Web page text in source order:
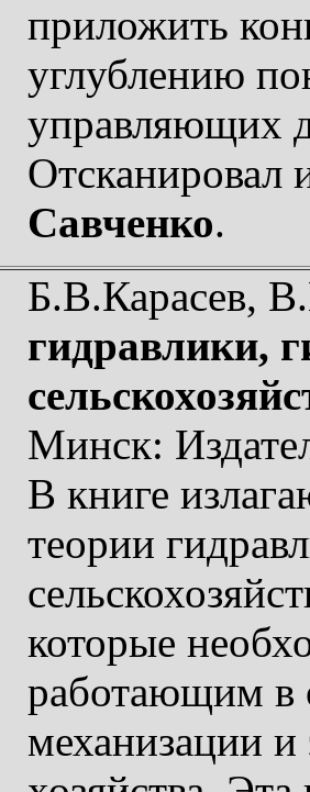
приложить
углублению
управляющих
Отсканировал
Савченко.
Б.В.Карасев,
гидравлики,
Минск:
В книге
теории
которые
работающим в
механизации и